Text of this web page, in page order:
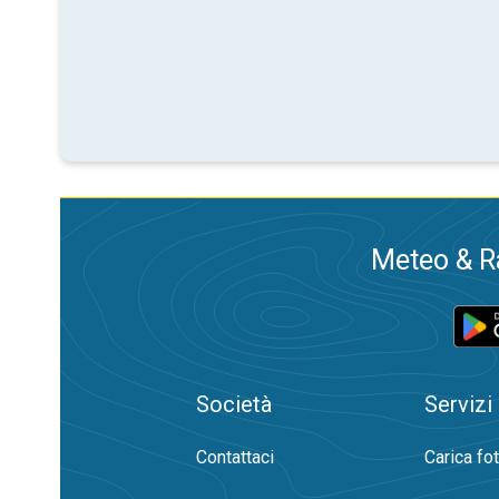
Meteo &
Società
Contattaci
Servizi
Carica